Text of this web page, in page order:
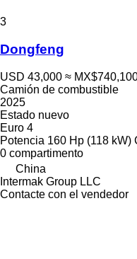
3
Dongfeng
USD 43,000 ≈
Camión de combustible
2025
Estado nuevo
Euro 4
Potencia 160 Hp (118 kW)
0 compartimento
China
Intermak Group LLC
Contacte con el vendedor